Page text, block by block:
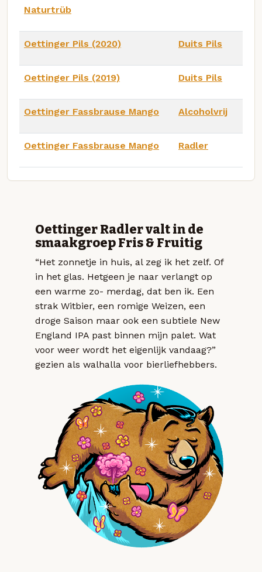
Naturtrüb
Oettinger Pils (2020) Duits Pils
Oettinger Pils (2019) Duits Pils
Oettinger Fassbrause Mango Alcoholvrij
Oettinger Fassbrause Mango Radler
Oettinger Radler valt in de
smaakgroep Fris & Fruitig
“Het zonnetje in huis, al zeg ik het zelf. Of
in het glas. Hetgeen je naar verlangt op
een warme zo- merdag, dat ben ik. Een
strak Witbier, een romige Weizen, een
droge Saison maar ook een subtiele New
England IPA past binnen mijn palet. Wat
voor weer wordt het eigenlijk vandaag?”
gezien als walhalla voor bierliefhebbers.